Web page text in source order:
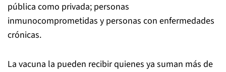
pública como privada; personas
inmunocomprometidas y personas con enfermedades
crónicas.
La vacuna la pueden recibir quienes ya suman más de